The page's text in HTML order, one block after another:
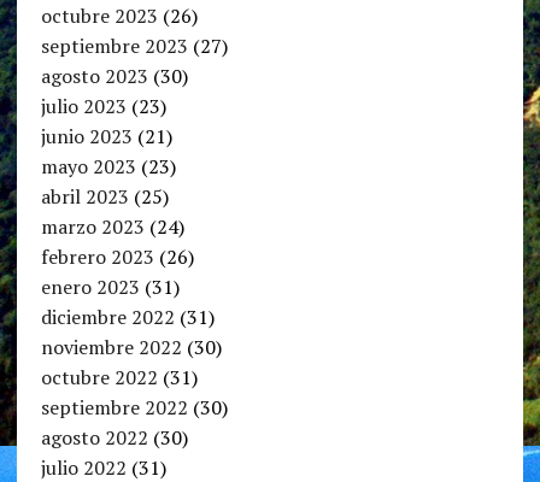
octubre 2023 (26)
septiembre 2023 (27)
agosto 2023 (30)
julio 2023 (23)
junio 2023 (21)
mayo 2023 (23)
abril 2023 (25)
marzo 2023 (24)
febrero 2023 (26)
enero 2023 (31)
diciembre 2022 (31)
noviembre 2022 (30)
octubre 2022 (31)
septiembre 2022 (30)
agosto 2022 (30)
julio 2022 (31)